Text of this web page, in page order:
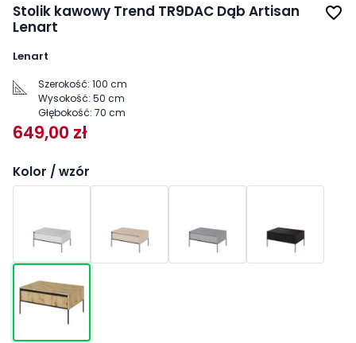
Stolik kawowy Trend TR9DAC Dąb Artisan
Lenart
favorite_border
Lenart
Szerokość: 100 cm
Wysokość: 50 cm
Głębokość: 70 cm
649,00 zł
Kolor / wzór